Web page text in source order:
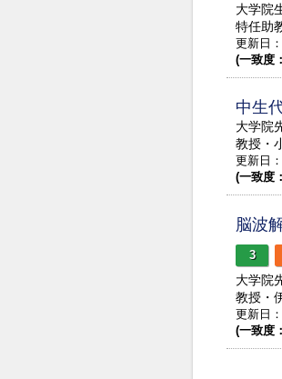
大学院
特任助
更新日
(一致度
中生
大学院
教授・
更新日
(一致度
脳波
3
大学院
教授・
更新日
(一致度